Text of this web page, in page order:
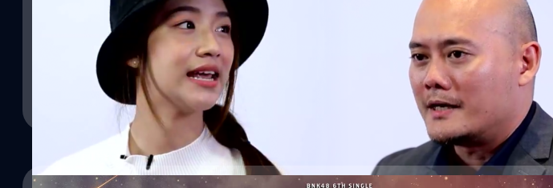
ช่วงบ่ายวานนี้ (27 ธันวาคม 2561) มีกระแสข่าวออกมาเกี่ยวกับน้อง เค้ก - นวพร จันทร์สุข CakeBNK48 ถึง
ประเด็นที่ว่ายังคบกับแฟนอยู่ มีภาพถือเค้กวันเกิด มีภาพที่คาดเดากันไปต่างๆ นาๆ ว่าอยู่ที่เดียวกัน โพสต์ถึงกัน
ลามไปจนถึงมี IG ลับ เป็นที่สนใจจนขึ้นอันดับหนึ่งเป็น Thailand trends ใน Twitter เมื่อเวลา 15.51 น. อยู่ชั่วขณะ
หนึ่ง ช่วงหัวค่ำ BNK48 Official ไม่รอช้า ประกาศผ่าน IG @Jobsanbnk48 ข้อความสั้นๆ กระชับได้ใจความว่า
ประกาศ ประกาศ พรุ่งนี้ผมกับน้องเค้กจะมา Live พิเศษตอน 5โมงเย็นตอบประเด็นที่พูดถึงเรื่องของน้องเค้กบน
Social ในขณะนี้นะครับ ติดตามรับชมและรับฟังได้ที่ Official Facebook Fanpage ของ bnk48Official.Shihainin
และ BNK48Official ครับผม ขอบคุณคร้าบบ…
Meechok Dechpokasup| 2778 days ago
28/11/2018